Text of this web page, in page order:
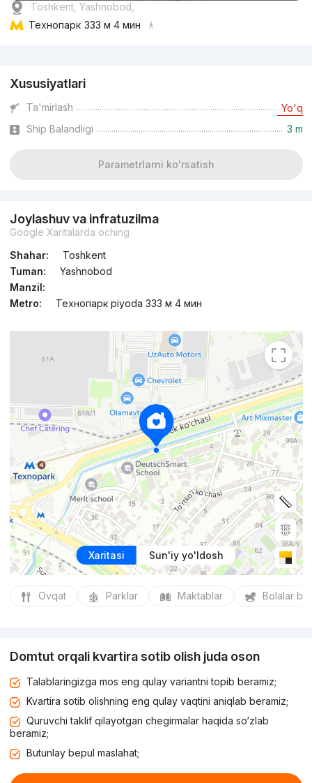
Toshkent, Yashnobod,
Технопарк 333 м 4 мин
Xususiyatlari
Ta'mirlash Yo'q
Ship Balandligi 3 m
Parametrlarni ko'rsatish
Joylashuv va infratuzilma
Google Xaritalarda oching
Shahar:
Toshkent
Tuman:
Yashnobod
Manzil:
Metro:
Технопарк piyoda 333 м 4 мин
Xaritasi Sun'iy yo'ldosh
Ovqat Parklar Maktablar Bolalar
Domtut orqali kvartira sotib olish juda oson
Talablaringizga mos eng qulay variantni topib beramiz;
Kvartira sotib olishning eng qulay vaqtini aniqlab beramiz;
Quruvchi taklif qilayotgan chegirmalar haqida so‘zlab
beramiz;
Butunlay bepul maslahat;